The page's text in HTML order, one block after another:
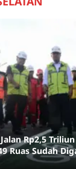
Rp2,5
Ruas Sudah